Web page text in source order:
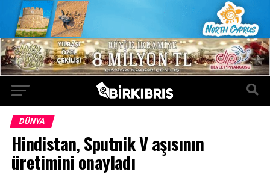
DÜNYA
Hindistan, Sputnik V aşısının
üretimini onayladı